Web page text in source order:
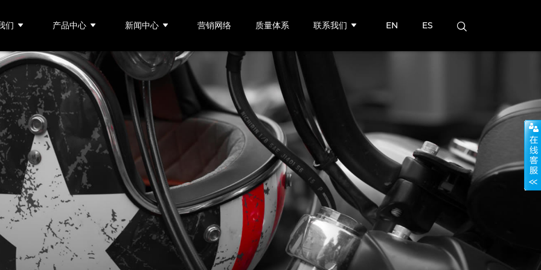
们 产品中心 新闻中心 营销网络 质量体系 联系我们 EN ES